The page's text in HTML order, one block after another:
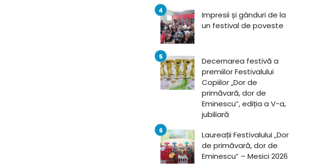
Impresii și gânduri de la
un festival de poveste
Decernarea festivă a
premiilor Festivalului
Copiilor „Dor de
primăvară, dor de
Eminescu”, ediția a V-a,
jubiliară
Laureații Festivalului „Dor
de primăvară, dor de
Eminescu” – Mesici 2026